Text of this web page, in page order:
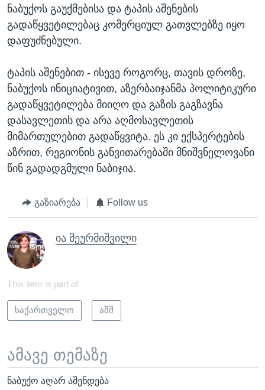
ნაბუქოს გაუქმებისა და ტაპის აშენების
გადაწყვეტილებაც კომერციულ გათვლებზე იყო
დაფუძნებული.
ტაპის აშენებით - ისევე როგორც, თავის დროზე,
ნაბუქოს ინიციატივით, აზერბაიჯანმა პოლიტიკური
გადაწყვეტილება მიიღო და გაზის გაგზავნა
დასავლეთის და არა აღმოსავლეთის
მიმართულებით გადაწყვიტა. ეს კი ექსპერტების
აზრით, რეგიონის განვითარებაში მნიშვნელოვანი
წინ გადადგმული ნაბიჯია.
გაზიარება Follow us
ია მეურმიშვილი
This item is part of
საქართველო აშშ
ამავე თემაზე
ნაბუქო აღარ აშენდება